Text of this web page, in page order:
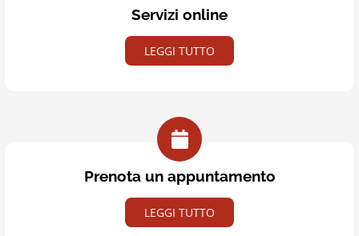
Servizi online
LEGGI TUTTO
Prenota un appuntamento
LEGGI TUTTO